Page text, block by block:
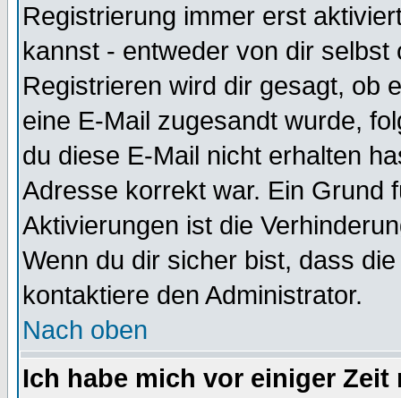
Registrierung immer erst
kannst - entweder von dir selbst
Registrieren wird dir gesagt, ob
eine E-Mail zugesandt wurde,
du diese E-Mail nicht erhalten
Adresse korrekt war. Ein Grund
Aktivierungen ist die
Wenn du dir sicher bist, dass
kontaktiere den Administrator.
Nach oben
Ich habe mich vor einiger